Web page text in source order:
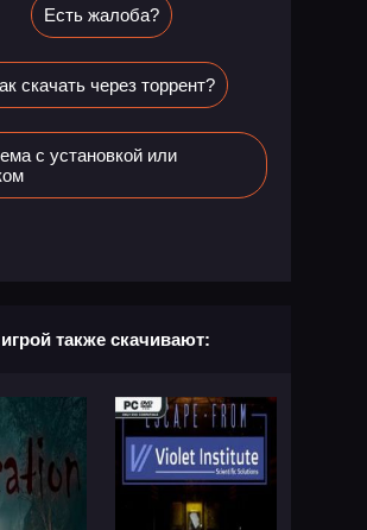
Есть жалоба?
скачать через торрент?
с установкой или
также скачивают: